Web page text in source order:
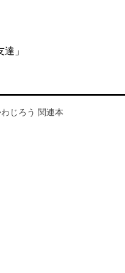
」
じろう 関連本